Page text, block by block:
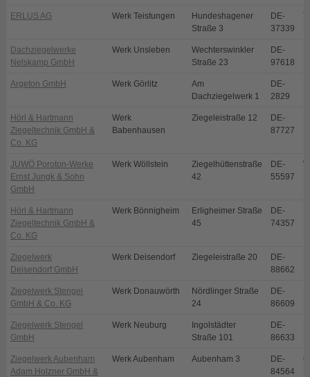
ERLUS AG Werk Teistungen
Hundeshagener
Straße 3
DE-
37339
Dachziegelwerke
Nelskamp GmbH
Werk Unsleben
Wechterswinkler
Straße 23
DE-
97618
Argeton GmbH Werk Görlitz
Am
Dachziegelwerk 1
DE-
2829
Hörl & Hartmann
Ziegeltechnik GmbH &
Co. KG
Werk
Babenhausen
Ziegeleistraße 12
DE-
87727
JUWÖ Poroton-Werke
Ernst Jungk & Sohn
GmbH
Werk Wöllstein
Ziegelhüttenstraße
42
DE-
55597
Hörl & Hartmann
Ziegeltechnik GmbH &
Co. KG
Werk Bönnigheim
Erligheimer Straße
45
DE-
74357
Ziegelwerk
Deisendorf GmbH
Werk Deisendorf Ziegeleistraße 20
DE-
88662
Ziegelwerk Stengel
GmbH & Co. KG
Werk Donauwörth
Nördlinger Straße
24
DE-
86609
Ziegelwerk Stengel
GmbH
Werk Neuburg
Ingolstädter
Straße 101
DE-
86633
Ziegelwerk Aubenham
Adam Holzner GmbH &
Werk Aubenham Aubenham 3
DE-
84564